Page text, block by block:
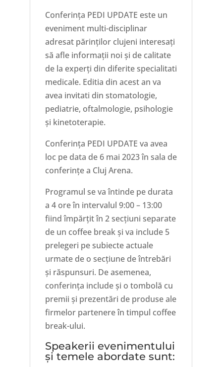
Conferința PEDI UPDATE este un
eveniment multi-disciplinar
adresat părinților clujeni interesați
să afle informații noi și de calitate
de la experți din diferite specialitati
medicale. Editia din acest an va
avea invitati din stomatologie,
pediatrie, oftalmologie, psihologie
și kinetoterapie.
Conferința PEDI UPDATE va avea
loc pe data de 6 mai 2023 în sala de
conferințe a Cluj Arena.
Programul se va întinde pe durata
a 4 ore în intervalul 9:00 – 13:00
fiind împărțit în 2 secțiuni separate
de un coffee break și va include 5
prelegeri pe subiecte actuale
urmate de o secțiune de întrebări
și răspunsuri. De asemenea,
conferința include și o tombolă cu
premii și prezentări de produse ale
firmelor partenere în timpul coffee
break-ului.
Speakerii evenimentului
și temele abordate sunt: